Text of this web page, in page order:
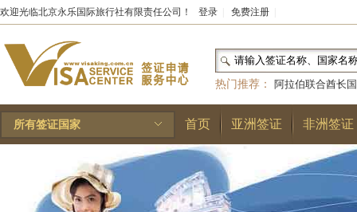
欢迎光临北京永乐国际旅行社有限责任公司！ 登录 免费注册
热门推荐：
阿拉伯联合酋长国
和国|布基纳法索|巴勒斯坦
林王国|安道尔公国|
所有签证国家 首页 亚洲签证 非洲签证